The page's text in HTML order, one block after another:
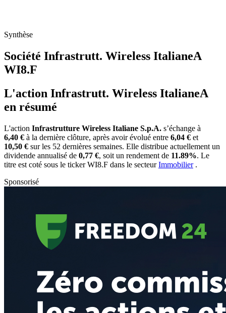
Synthèse
Société Infrastrutt. Wireless ItalianeA
WI8.F
L'action Infrastrutt. Wireless ItalianeA
en résumé
L'action Infrastrutture Wireless Italiane S.p.A. s’échange à
6,40 € à la dernière clôture, après avoir évolué entre 6,04 € et
10,50 € sur les 52 dernières semaines. Elle distribue actuellement un
dividende annualisé de 0,77 €, soit un rendement de 11.89%. Le
titre est coté sous le tickerWI8.F dans le secteurImmobilier.
Sponsorisé